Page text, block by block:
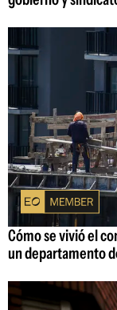
Cómo se vivió el
un departamento